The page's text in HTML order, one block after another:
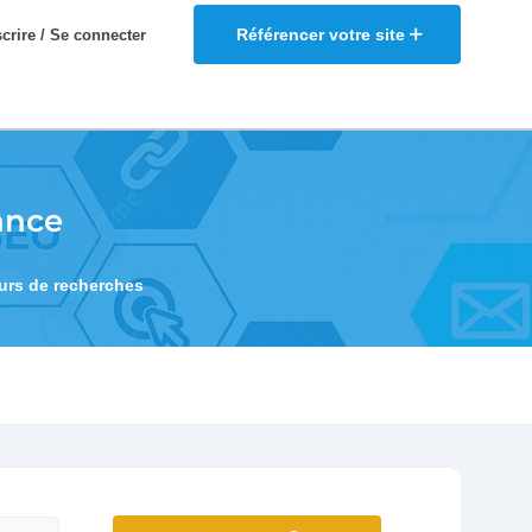
Référencer votre site
/ Se connecter
de recherches